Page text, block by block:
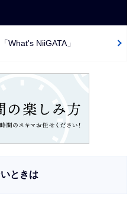
What's NiiGATA」
ときは